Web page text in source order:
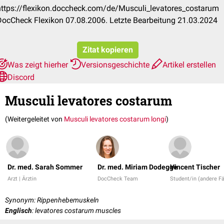
flexikon.doccheck.com/de/Musculi_levatores_costarum
Flexikon 07.08.2006. Letzte Bearbeitung 21.03.2024
Zitat kopieren
Was zeigt hierher
Versionsgeschichte
Artikel erstellen
Discord
Musculi levatores costarum
(Weitergeleitet von Musculi levatores costarum longi)
Dr. med. Sarah Sommer
Arzt | Ärztin
Dr. med. Miriam Dodegge
DocCheck Team
Vincent Tischer
Student/in (andere
Synonym: Rippenhebemuskeln
Englisch: levatores costarum muscles